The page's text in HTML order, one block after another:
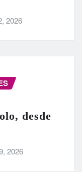
2026
desde
2026